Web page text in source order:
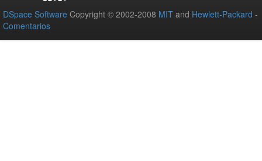
DSpace Software Copyright © 2002-2008 MIT and Hewlett-Packard -
Comentarios